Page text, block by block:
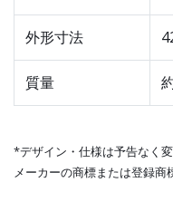
外形寸法
質量
*デザイン・仕様は予告なく
メーカーの商標または登録商